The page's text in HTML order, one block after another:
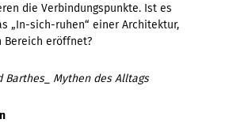
die Verbindungspunkte. Ist es
„In-sich-ruhen“ einer Architektur,
Bereich eröffnet?
Barthes_ Mythen des Alltags